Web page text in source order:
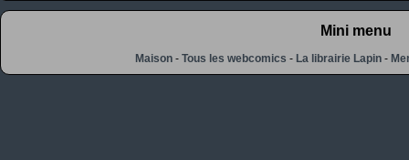
Mini menu
Maison -Tous les webcomics -La librairie Lapin -